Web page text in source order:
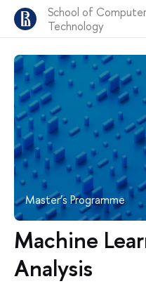
School of
Technology
Master’s Programme
Machine
Analysis